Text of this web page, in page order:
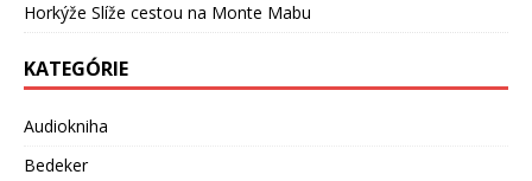
Horkýže Slíže cestou na Monte Mabu
KATEGÓRIE
Audiokniha
Bedeker